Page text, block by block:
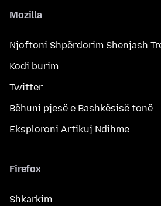
Mozilla
Njoftoni Shpërdorim Shenjash
Kodi burim
Twitter
Bëhuni pjesë e Bashkësisë tonë
Eksploroni Artikuj Ndihme
Firefox
Shkarkim